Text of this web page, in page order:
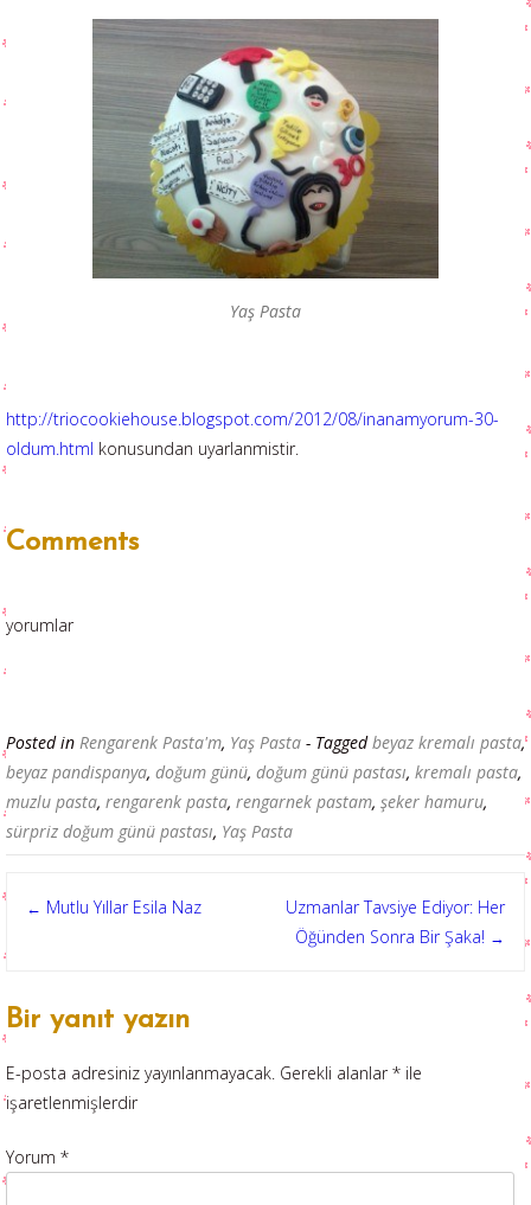
Yaş Pasta
http://triocookiehouse.blogspot.com/2012/08/inanamyorum-30-
oldum.html konusundan uyarlanmistir.
Comments
yorumlar
Posted in Rengarenk Pasta'm, Yaş Pasta - Taggedbeyaz kremalı pasta,
beyaz pandispanya, doğum günü, doğum günü pastası, kremalı pasta,
muzlu pasta, rengarenk pasta, rengarnek pastam, şeker hamuru,
sürpriz doğum günü pastası, Yaş Pasta
Post
← Mutlu Yıllar Esila Naz
Uzmanlar Tavsiye Ediyor: Her
Öğünden Sonra Bir Şaka! →
Bir yanıt yazın
E-posta adresiniz yayınlanmayacak. Gerekli alanlar* ile
işaretlenmişlerdir
Yorum *